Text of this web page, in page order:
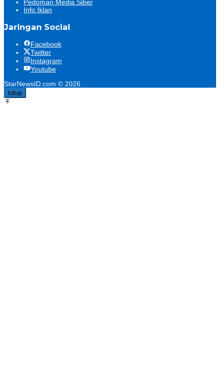
Pedoman Media Siber
Info Iklan
Jaringan Social
Facebook
Twitter
Instagram
Youtube
StarNewsID.com © 2026
tutup